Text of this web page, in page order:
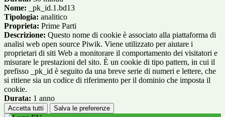
Nome: _pk_id.1.bd13
Tipologia: analitico
Proprieta: Prime Parti
Descrizione: Questo nome di cookie è associato alla piattaforma di
analisi web open source Piwik. Viene utilizzato per aiutare i
proprietari di siti Web a monitorare il comportamento dei visitatori e
misurare le prestazioni del sito. È un cookie di tipo pattern, in cui il
prefisso _pk_id è seguito da una breve serie di numeri e lettere, che
si ritiene sia un codice di riferimento per il dominio che imposta il
cookie.
Durata: 1 anno
Accetta tutti Salva le preferenze